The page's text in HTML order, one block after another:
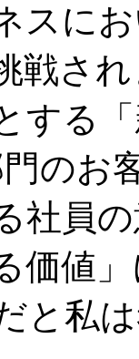
スに
戦さ
する
のお
社員
価値
と私